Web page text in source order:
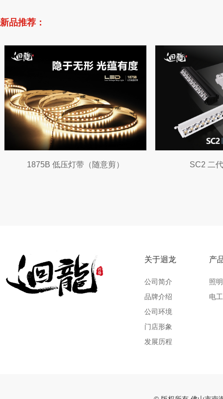
新品推荐：
55筒灯 S202感应天花
关于迴龙
公司简介
品牌介绍
公司环境
门店形象
发展历程
产
照
电